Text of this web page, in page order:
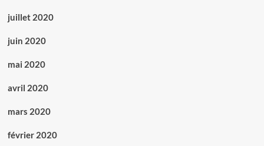
juillet 2020
juin 2020
mai 2020
avril 2020
mars 2020
février 2020